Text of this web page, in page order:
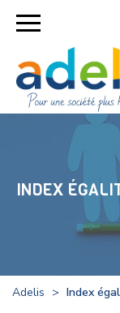
ÉVÉNEMENTS
L’Espace
vos évènements
Accéder au
INDEX
Adelis > Index